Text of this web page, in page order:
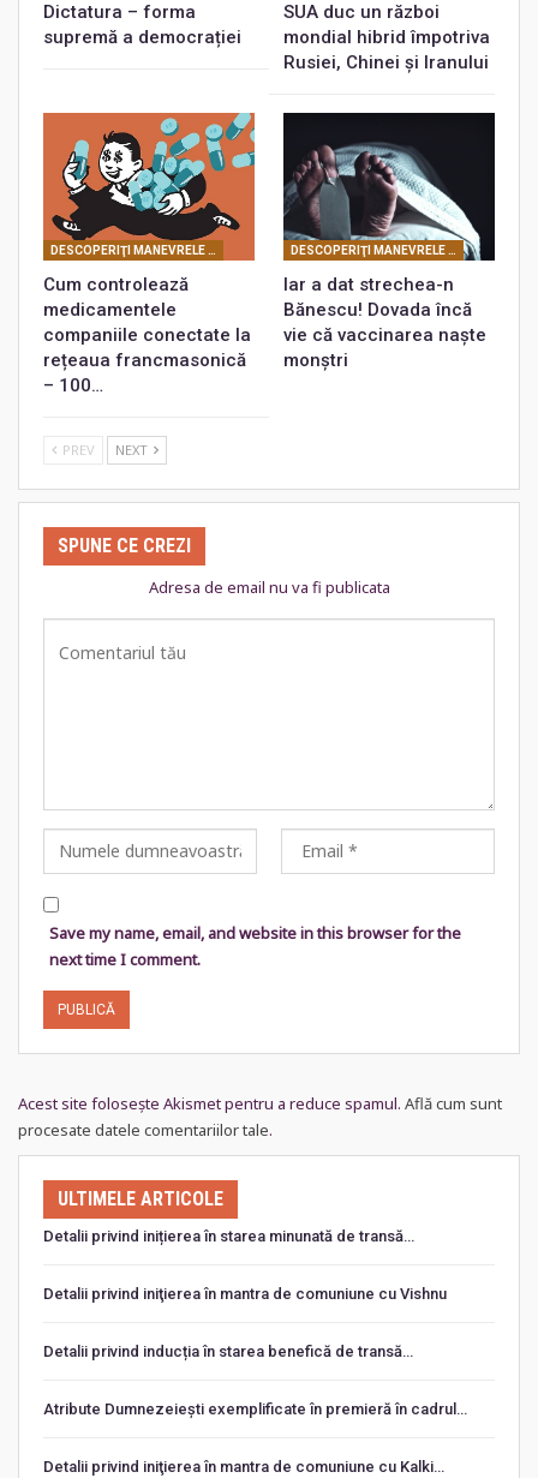
Dictatura – forma
supremă a democrației
SUA duc un război
mondial hibrid împotriva
Rusiei, Chinei și Iranului
DESCOPERIŢI MANEVRELE FRANCMASONERIEI
Cum controlează
medicamentele
companiile conectate la
rețeaua francmasonică
– 100…
DESCOPERIŢI MANEVRELE FRANCMASONERIEI
Iar a dat strechea-n
Bănescu! Dovada încă
vie că vaccinarea naște
monștri
PREV NEXT
SPUNE CE CREZI
Adresa de email nu va fi publicata
Save my name, email, and website in this browser for the
next time I comment.
Acest site folosește Akismet pentru a reduce spamul. Află cum sunt
procesate datele comentariilor tale.
ULTIMELE ARTICOLE
Detalii privind inițierea în starea minunată de transă…
Detalii privind iniţierea în mantra de comuniune cu Vishnu
Detalii privind inducția în starea benefică de transă…
Atribute Dumnezeiești exemplificate în premieră în cadrul…
Detalii privind iniţierea în mantra de comuniune cu Kalki…